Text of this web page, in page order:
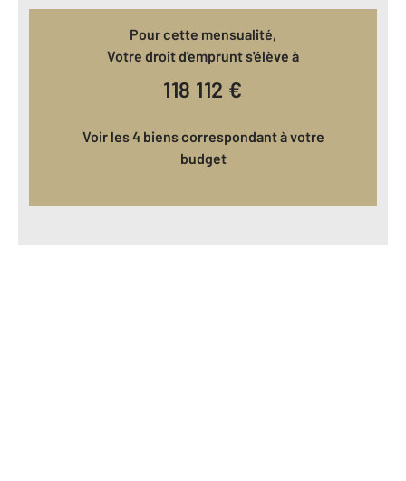
Pour cette mensualité,
Votre droit d'emprunt s'élève à
118 112 €
Voir les 4 biens correspondant à votre
budget